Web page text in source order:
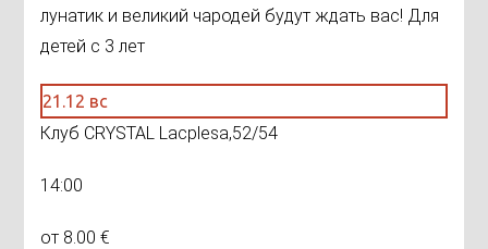
лунатик и великий чародей будут ждать вас! Для
детей с 3 лет
21.12 вс
Клуб CRYSTAL Lacplesa,52/54
14:00
от 8.00 €